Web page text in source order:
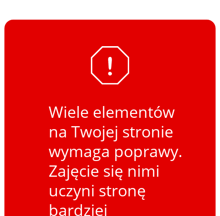
Wiele elementów
na Twojej stronie
wymaga poprawy.
Zajęcie się nimi
uczyni stronę
bardziej